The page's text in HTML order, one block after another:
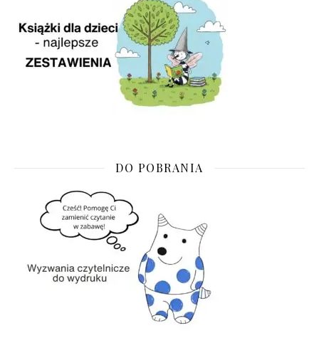
DO POBRANIA